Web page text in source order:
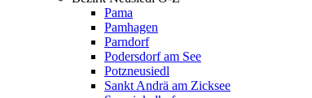
Pama
Pamhagen
Parndorf
Podersdorf am See
Potzneusiedl
Sankt Andrä am Zicksee